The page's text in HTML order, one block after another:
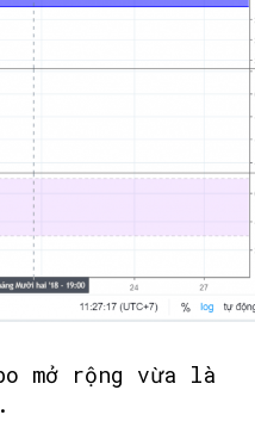
mở rộng vừa là